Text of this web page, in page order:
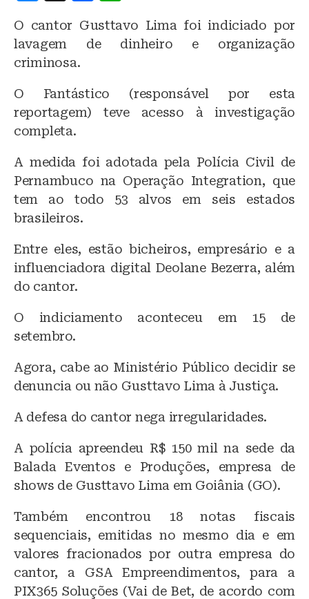
e
s
y
c
e
o
o
at
s
p
p
O cantor Gusttavo Lima foi indiciado por
lavagem de dinheiro e organização
criminosa.
O Fantástico (responsável por esta
reportagem) teve acesso à investigação
completa.
A medida foi adotada pela Polícia Civil de
Pernambuco na Operação Integration, que
tem ao todo 53 alvos em seis estados
brasileiros.
Entre eles, estão bicheiros, empresário e a
influenciadora digital Deolane Bezerra, além
do cantor.
O indiciamento aconteceu em 15 de
setembro.
Agora, cabe ao Ministério Público decidir se
denuncia ou não Gusttavo Lima à Justiça.
A defesa do cantor nega irregularidades.
A polícia apreendeu R$ 150 mil na sede da
Balada Eventos e Produções, empresa de
shows de Gusttavo Lima em Goiânia (GO).
Também encontrou 18 notas fiscais
sequenciais, emitidas no mesmo dia e em
valores fracionados por outra empresa do
cantor, a GSA Empreendimentos, para a
PIX365 Soluções (Vai de Bet, de acordo com